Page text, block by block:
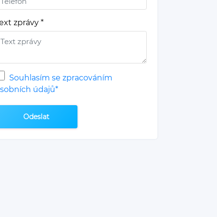
zprávy *
Souhlasím se zpracováním
údajů*
Odeslat